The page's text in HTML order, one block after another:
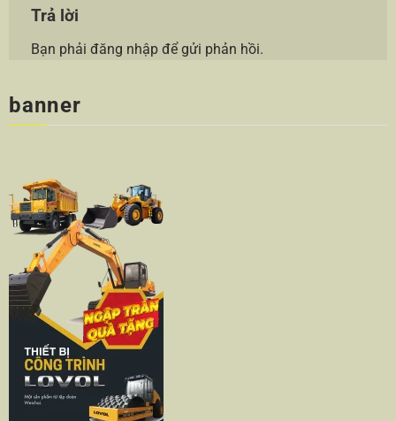
Trả lời
Bạn phải đăng nhậpđể gửi phản hồi.
banner